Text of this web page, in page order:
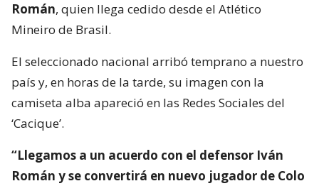
Román, quien llega cedido desde el Atlético
Mineiro de Brasil.
El seleccionado nacional arribó temprano a nuestro
país y, en horas de la tarde, su imagen con la
camiseta alba apareció en las Redes Sociales del
‘Cacique’.
“Llegamos a un acuerdo con el defensor Iván
Román y se convertirá en nuevo jugador de Colo